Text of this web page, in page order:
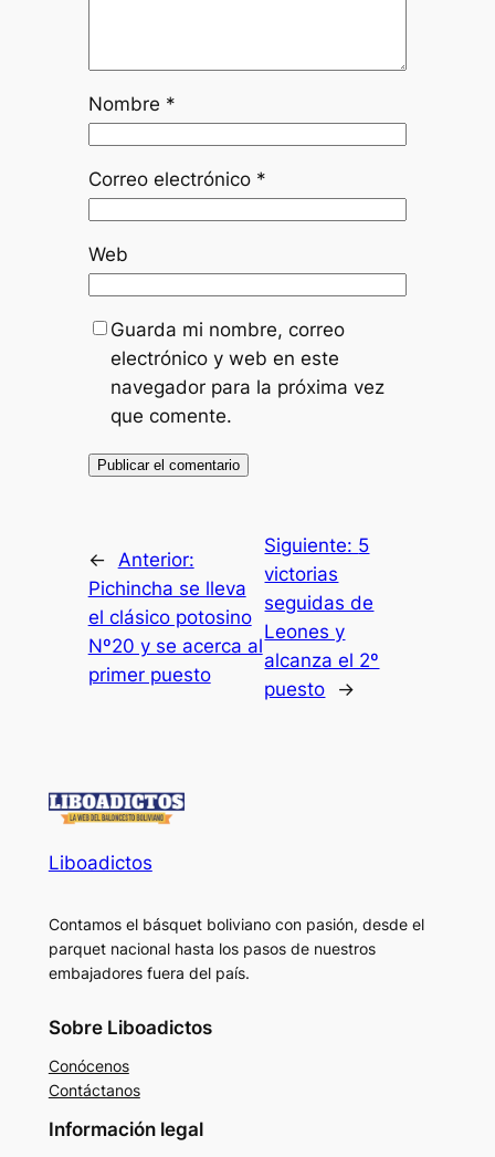
Nombre *
Correo electrónico *
Web
Guarda mi nombre, correo
electrónico y web en este
navegador para la próxima vez
que comente.
←
Anterior:
Pichincha se lleva
el clásico potosino
Nº20 y se acerca al
primer puesto
Siguiente: 5
victorias
seguidas de
Leones y
alcanza el 2º
puesto
→
Liboadictos
Contamos el básquet boliviano con pasión, desde el
parquet nacional hasta los pasos de nuestros
embajadores fuera del país.
Sobre Liboadictos
Conócenos
Contáctanos
Información legal